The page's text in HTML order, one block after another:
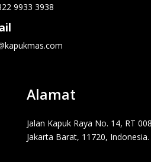
9933 3938
Alamat
Jalan Kapuk Raya No. 14, RT
Jakarta Barat, 11720, Indonesia.